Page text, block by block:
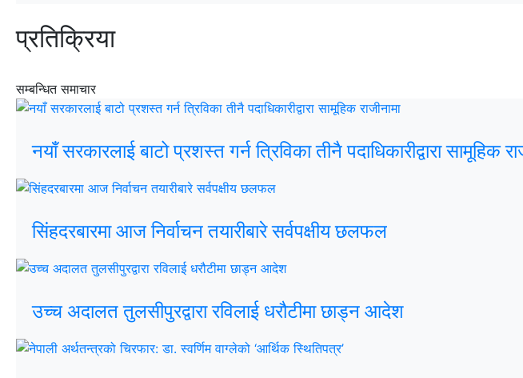
प्रतिक्रिया
सम्बन्धित समाचार
नयाँ सरकारलाई बाटो प्रशस्त गर्न त्रिविका तीनै पदाधिकारीद्वारा सामूहिक
सिंहदरबारमा आज निर्वाचन तयारीबारे सर्वपक्षीय छलफल
उच्च अदालत तुलसीपुरद्वारा रविलाई धरौटीमा छाड्न आदेश